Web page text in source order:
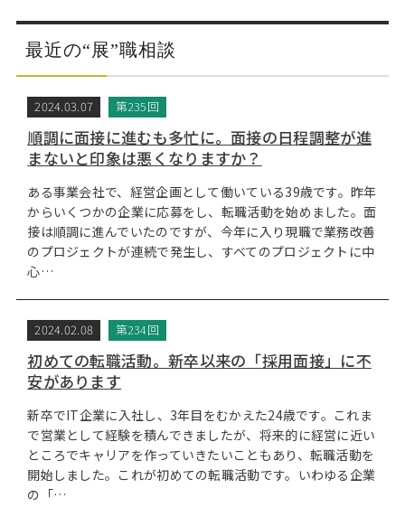
最近の“展”職相談
2024.03.07 第235回
順調に面接に進むも多忙に。面接の日程調整が進
まないと印象は悪くなりますか？
ある事業会社で、経営企画として働いている39歳です。昨年
からいくつかの企業に応募をし、転職活動を始めました。面
接は順調に進んでいたのですが、今年に入り現職で業務改善
のプロジェクトが連続で発生し、すべてのプロジェクトに中
心…
2024.02.08 第234回
初めての転職活動。新卒以来の「採用面接」に不
安があります
新卒でIT企業に入社し、3年目をむかえた24歳です。これま
で営業として経験を積んできましたが、将来的に経営に近い
ところでキャリアを作っていきたいこともあり、転職活動を
開始しました。これが初めての転職活動です。いわゆる企業
の「…